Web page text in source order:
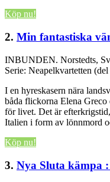
Köp nu!
2. Min fantastiska
INBUNDEN. Norstedts,
Serie: Neapelkvartetten
I en hyreskasern nära
båda flickorna Elena
för livet. Det är
Italien i form av lönnmord
Köp nu!
3. Nya Sluta kämpa